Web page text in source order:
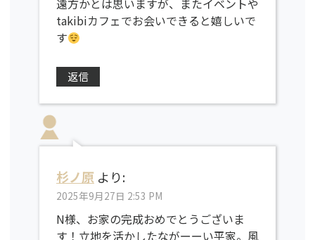
遠方かとは思いますが、またイベントや
takibiカフェでお会いできると嬉しいで
す
返信
杉ノ原 より:
2025年9月27日 2:53 PM
N様、お家の完成おめでとうございま
す！立地を活かしたながーーい平家。風